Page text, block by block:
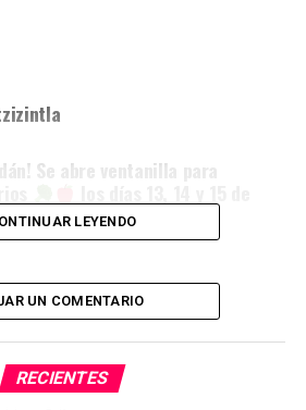
Se abre ventanilla para
LEYENDO
UN COMENTARIO
RECIENTES